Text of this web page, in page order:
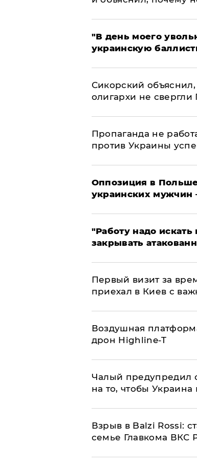
​"В день моего
украинскую
Сикорский
олигархи не свергли
​Пропаганда не
против Украины
Оппозиция в
украинских мужчин
"Работу надо
закрывать
Первый визит за
приехал в Киев с
Воздушная
дрон Highline-T
Чалый предупредил
на то, чтобы Украина
Взрыв в Balzi Rossi:
семье Главкома ВКС